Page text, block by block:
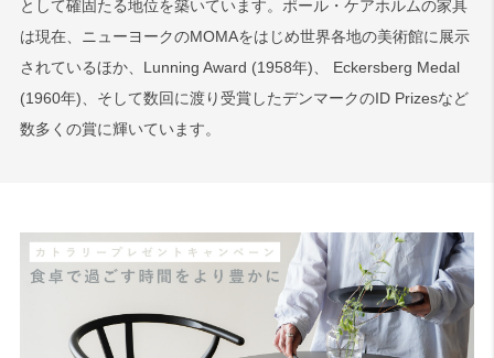
として確固たる地位を築いています。ポール・ケアホルムの家具
は現在、ニューヨークのMOMAをはじめ世界各地の美術館に展示
されているほか、Lunning Award (1958年)、 Eckersberg Medal
(1960年)、そして数回に渡り受賞したデンマークのID Prizesなど
数多くの賞に輝いています。